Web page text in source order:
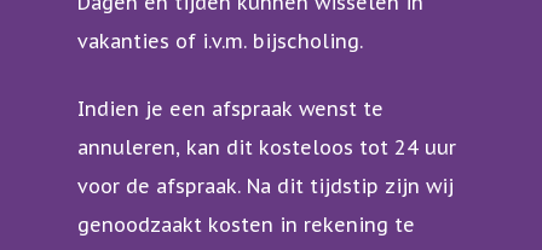
vakanties of i.v.m. bijscholing.
Indien je een afspraak wenst te
annuleren, kan dit kosteloos tot 24 uur
voor de afspraak. Na dit tijdstip zijn wij
genoodzaakt kosten in rekening te